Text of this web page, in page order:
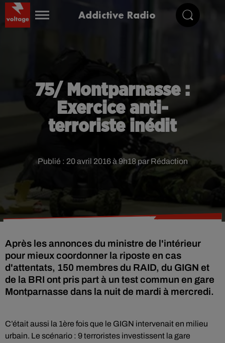
Addictive Radio
75/ Montparnasse :
Exercice anti-
terroriste inédit
Publié : 20 avril 2016 à 9h18 par Rédaction
Après les annonces du ministre de l'intérieur
pour mieux coordonner la riposte en cas
d'attentats, 150 membres du RAID, du GIGN et
de la BRI ont pris part à un test commun en gare
Montparnasse dans la nuit de mardi à mercredi.
C’était aussi la 1ère fois que le GIGN intervenait en milieu
urbain. Le scénario : 9 terroristes investissent la gare